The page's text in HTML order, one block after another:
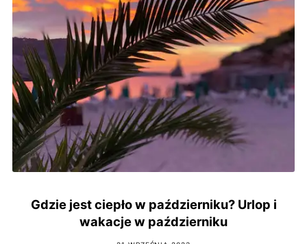
Gdzie jest ciepło w październiku? Urlop i
wakacje w październiku